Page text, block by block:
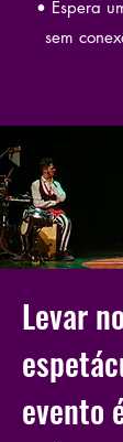
• Espera
sem
Levar
evento